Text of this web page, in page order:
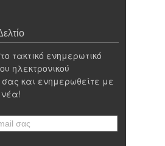
τακτικό ενημερωτικό
ηλεκτρονικού
και ενημερωθείτε με